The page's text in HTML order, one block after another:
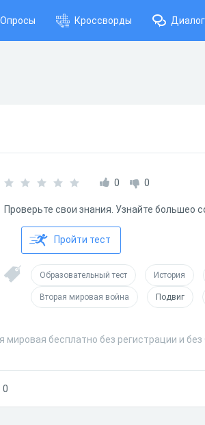
Опросы Кроссворды
0 0
Проверьте свои знания. Узнайте большео
Пройти тест
Образовательный тест История
Вторая мировая война Подвиг
мировая бесплатно без регистрации и
0